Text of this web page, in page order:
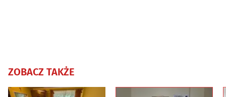
ZOBACZ TAKŻE